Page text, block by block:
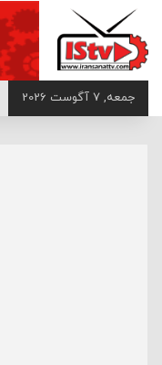
>
جمعه, 7 آگوست 2026